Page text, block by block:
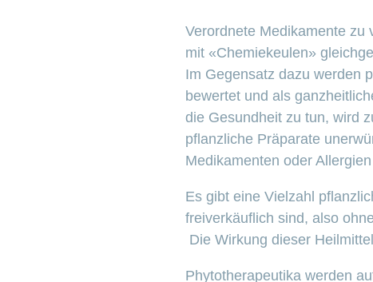
Verordnete Medikamente zu
mit «Chemiekeulen»
Im Gegensatz dazu werden
bewertet und als
die Gesundheit zu tun, wird
pflanzliche Präparate
Medikamenten oder
Es gibt eine Vielzahl
freiverkäuflich sind, also
Die Wirkung dieser
Phytotherapeutika werden